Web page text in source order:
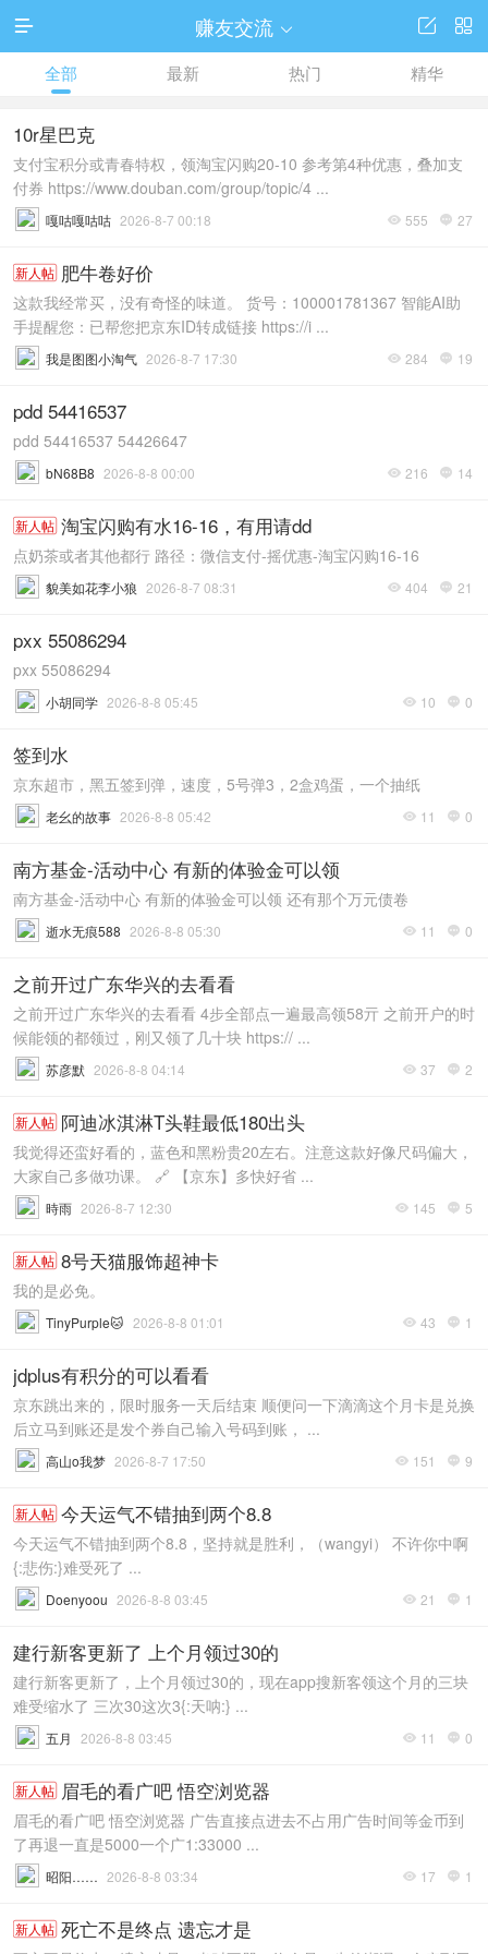
 赚友交流  

全部 最新 热门 精华
10r星巴克
支付宝积分或青春特权，领淘宝闪购20-10 参考第4种优惠，叠加支
付券 https://www.douban.com/group/topic/4 ...
 555  27
嘎咕嘎咕咕 2026-8-7 00:18
新人帖 肥牛卷好价
这款我经常买，没有奇怪的味道。 货号：100001781367 智能AI助
手提醒您：已帮您把京东ID转成链接 https://i ...
 284  19
我是图图小淘气 2026-8-7 17:30
pdd 54416537
pdd 54416537 54426647
 216  14
bN68B8 2026-8-8 00:00
新人帖 淘宝闪购有水16-16，有用请dd
点奶茶或者其他都行 路径：微信支付-摇优惠-淘宝闪购16-16
 404  21
貌美如花李小狼 2026-8-7 08:31
pxx 55086294
pxx 55086294
 10  0
小胡同学 2026-8-8 05:45
签到水
京东超市，黑五签到弹，速度，5号弹3，2盒鸡蛋，一个抽纸
 11  0
老幺的故事 2026-8-8 05:42
南方基金-活动中心 有新的体验金可以领
南方基金-活动中心 有新的体验金可以领 还有那个万元债卷
 11  0
逝水无痕588 2026-8-8 05:30
之前开过广东华兴的去看看
之前开过广东华兴的去看看 4步全部点一遍最高领58亓 之前开户的时
候能领的都领过，刚又领了几十块 https:// ...
 37  2
苏彦默 2026-8-8 04:14
新人帖 阿迪冰淇淋T头鞋最低180出头
我觉得还蛮好看的，蓝色和黑粉贵20左右。注意这款好像尺码偏大，
大家自己多做功课。 🔗 【京东】多快好省 ...
 145  5
時雨 2026-8-7 12:30
新人帖 8号天猫服饰超神卡
我的是必免。
 43  1
TinyPurple🐱 2026-8-8 01:01
jdplus有积分的可以看看
京东跳出来的，限时服务一天后结束 顺便问一下滴滴这个月卡是兑换
后立马到账还是发个券自己输入号码到账， ...
 151  9
高山o我梦 2026-8-7 17:50
新人帖 今天运气不错抽到两个8.8
今天运气不错抽到两个8.8，坚持就是胜利，（wangyi） 不许你中啊
{:悲伤:}难受死了 ...
 21  1
Doenyoou 2026-8-8 03:45
建行新客更新了 上个月领过30的
建行新客更新了，上个月领过30的，现在app搜新客领这个月的三块
难受缩水了 三次30这次3{:天呐:} ...
 11  0
五月 2026-8-8 03:45
新人帖 眉毛的看广吧 悟空浏览器
眉毛的看广吧 悟空浏览器 广告直接点进去不占用广告时间等金币到
了再退一直是5000一个广1:33000 ...
 17  1
昭阳…… 2026-8-8 03:34
新人帖 死亡不是终点 遗忘才是